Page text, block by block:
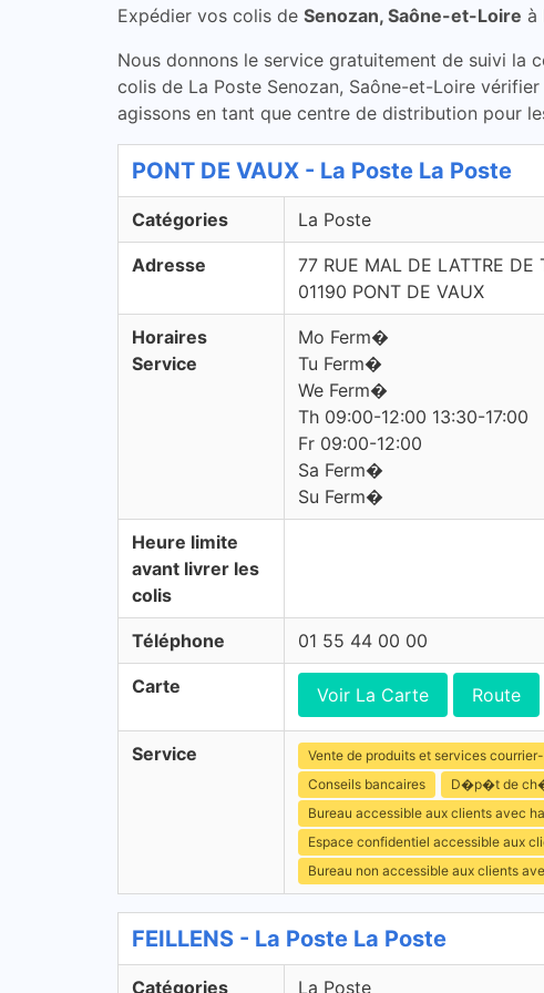
Expédier vos colis de Senozan, Saône-et-Loire à
Nous donnons le service gratuitement de suivi la
colis de La Poste Senozan, Saône-et-Loire
agissons en tant que centre de distribution pour
PONT DE VAUX - La Poste La Poste
Catégories La Poste
Adresse
77 RUE MAL DE LATTRE DE
01190 PONT DE VAUX
Horaires
Service
Mo Ferm�
Tu Ferm�
We Ferm�
Th 09:00-12:00 13:30-17:00
Fr 09:00-12:00
Sa Ferm�
Su Ferm�
Heure limite
avant livrer les
colis
Téléphone 01 55 44 00 00
Carte Voir La Carte Route
Service Vente de produits et services
Conseils bancaires
D�p�t de
Bureau accessible aux clients avec
Espace confidentiel accessible aux
Bureau non accessible aux clients
FEILLENS - La Poste La Poste
Catégories La Poste